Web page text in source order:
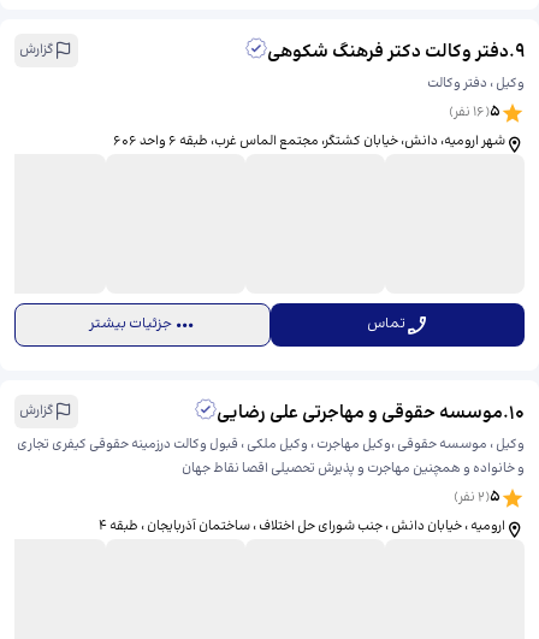
9
.دفتر وکالت دکتر فرهنگ شکوهی
گزارش
وکیل ، دفتر وکالت
5
(
16 نفر)
شهر ارومیه، دانش، خیابان کشتگر، ​مجتمع الماس غرب، طبقه 6 واحد 606
تماس جزئیات بیشتر
10
.موسسه حقوقی و مهاجرتی علی رضایی
گزارش
وکیل ، موسسه حقوقی ،وکیل مهاجرت ، وکیل ملکی ، قبول وکالت درزمینه حقوقی کیفری تجاری
و خانواده و همچنین مهاجرت و پذیرش تحصیلی اقصا نقاط جهان
5
(
2نفر)
ارومیه ، خیابان دانش ، جنب شورای حل اختلاف ، ساختمان آذربایجان ، طبقه ۴